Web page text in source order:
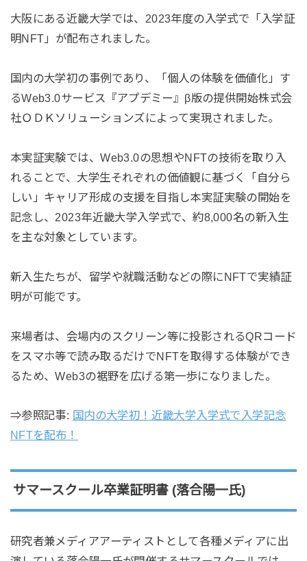
大阪にある近畿大学では、2023年度の入学式で「入学証
明NFT」が配布されました。
国内の大学初の事例であり、「個人の体験を価値化」す
るWeb3.0サービス『アプデミー』β版の提供開始株式会
社ＯＤＫソリューションズによって実現されました。
本実証実験では、Web3.0の思想やNFTの技術を取り入
れることで、大学生それぞれの価値観に基づく「自分ら
しい」キャリア形成の支援を目指し本実証実験の開始を
記念し、2023年近畿大学入学式で、約8,000名の新入生
を主な対象としています。
新入生たちが、留学や就職活動などの際にNFTで実績証
明が可能です。
来場者は、会場内のスクリーン等に投影されるQRコード
をスマホ等で読み取るだけでNFTを取得する体験ができ
るため、Web3の裾野を広げる第一歩になりました。
⇒参照記事: 国内の大学初！近畿大学入学式で入学記念
NFTを配布！
サマースクール卒業証明書 (落合陽一氏)
研究者兼メディアアーティストとして各種メディアに出